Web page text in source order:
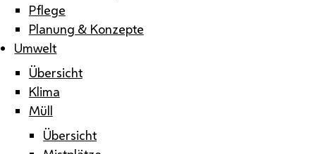
Pflege
Planung & Konzepte
Umwelt
Übersicht
Klima
Müll
Übersicht